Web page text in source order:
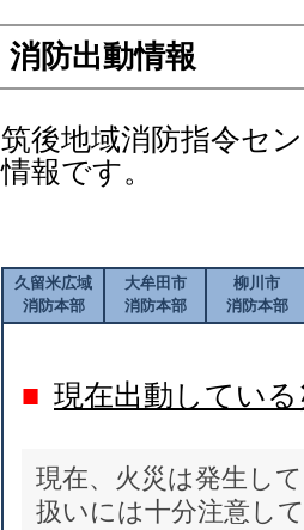
消防出動情報
筑後地域消防指令セ
情報です。
久留米広域
消防本部
大牟田市
消防本部
柳川市
消防本部
■ 現在出動してい
現在、火災は発生し
扱いには十分注意し